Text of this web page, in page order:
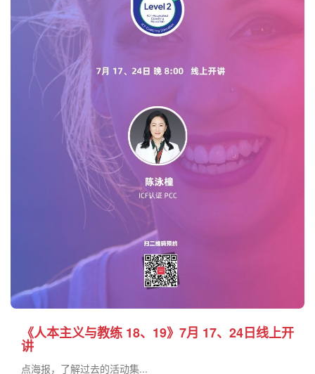
《人本主义与教练 18、19》7月 17、24日线上开
讲
点海报，了解过去的活动集...